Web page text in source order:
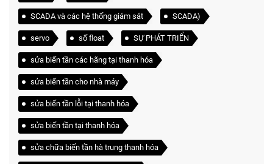
SCADA và các hệ thống giám sát SCADA)
servo số float SỰ PHÁT TRIỂN
sửa biến tần các hãng tại thanh hóa
sửa biến tần cho nhà máy
sửa biến tần lỗi tại thanh hóa
sửa biến tần tại thanh hóa
sửa chữa biến tần hà trung thanh hóa